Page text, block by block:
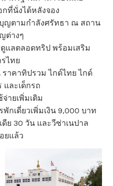
ที่นั่งได้หลังจอง
ญตามกำลังศรัทธา ณ สถาน
ต่างๆ
แลตลอดทริป พร้อมเสริม
ไทย
าคาทิปรวม ไกด์ไทย ไกด์
และเด็กรถ
ายเพิ่มเติม
กเดี่ยวเพิ่มเงิน 9,000 บาท
ย 30 วัน และวีซ่าเนปาล
ยแล้ว